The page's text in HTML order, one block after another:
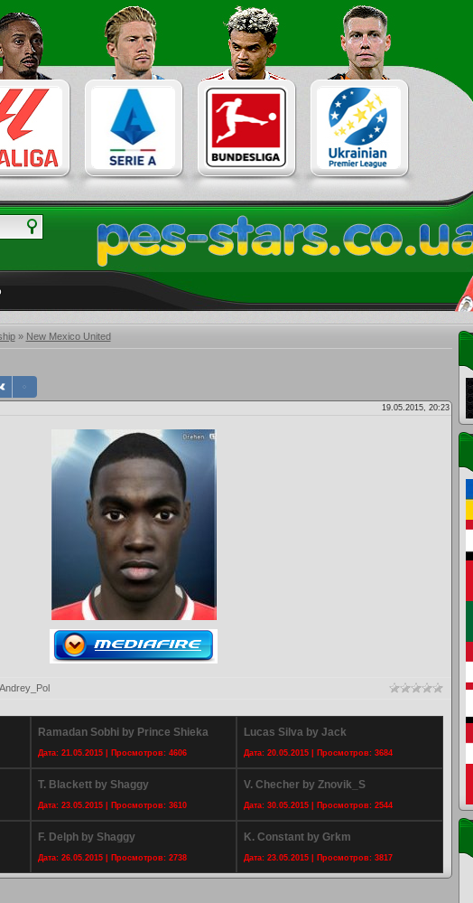
» New Mexico United
19.05.2015, 20:23
Andrey_Pol
Ramadan Sobhi by Prince Shieka
Дата: 21.05.2015 | Просмотров: 4606
Lucas Silva by Jack
Дата: 20.05.2015 | Просмотров: 3684
T. Blackett by Shaggy
Дата: 23.05.2015 | Просмотров: 3610
V. Checher by Znovik_S
Дата: 30.05.2015 | Просмотров: 2544
F. Delph by Shaggy
Дата: 26.05.2015 | Просмотров: 2738
K. Constant by Grkm
Дата: 23.05.2015 | Просмотров: 3817